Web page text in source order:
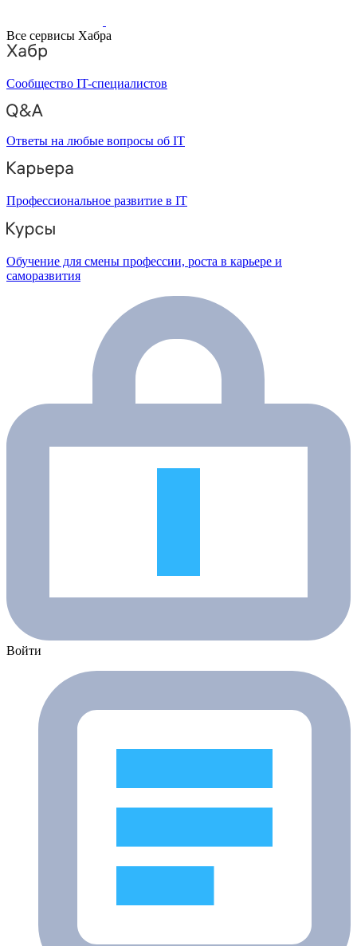
Все сервисы Хабра
Сообщество IT-специалистов
Ответы на любые вопросы об IT
Профессиональное развитие в IT
Обучение для смены профессии, роста в карьере и
саморазвития
Войти